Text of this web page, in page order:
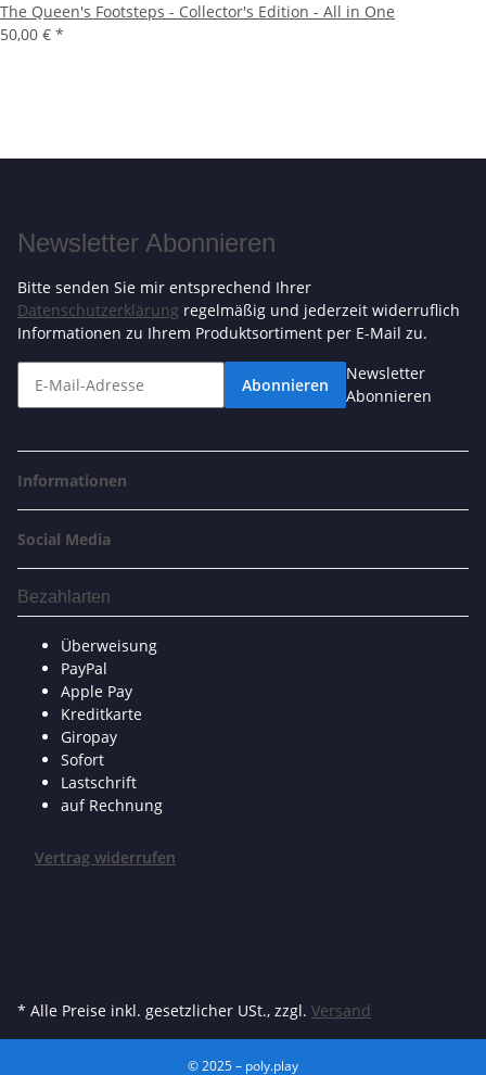
The Queen's Footsteps - Collector's Edition - All in One
50,00 € *
Newsletter Abonnieren
Bitte senden Sie mir entsprechend Ihrer
Datenschutzerklärung regelmäßig und jederzeit widerruflich
Informationen zu Ihrem Produktsortiment per E-Mail zu.
Abonnieren
Newsletter
Abonnieren
Informationen
Social Media
Bezahlarten
Überweisung
PayPal
Apple Pay
Kreditkarte
Giropay
Sofort
Lastschrift
auf Rechnung
Vertrag widerrufen
* Alle Preise inkl. gesetzlicher USt., zzgl. Versand
© 2025 – poly.play